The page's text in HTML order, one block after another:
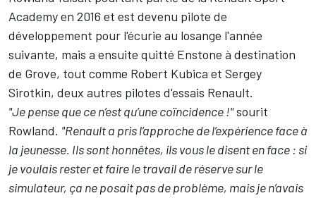
Academy en 2016 et est devenu pilote de
développement pour l'écurie au losange l'année
suivante, mais a ensuite quitté Enstone à destination
de Grove, tout comme Robert Kubica et Sergey
Sirotkin, deux autres pilotes d'essais Renault.
"Je pense que ce n’est qu’une coïncidence !"sourit
Rowland. "Renault a pris l’approche de l’expérience face à
la jeunesse. Ils sont honnêtes, ils vous le disent en face : si
je voulais rester et faire le travail de réserve sur le
simulateur, ça ne posait pas de problème, mais je n’avais